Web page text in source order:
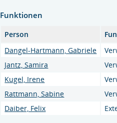
Funktionen
Person
Dangel-Hartmann, Gabriele
Jantz, Samira
Kugel, Irene
Rattmann, Sabine
Daiber, Felix